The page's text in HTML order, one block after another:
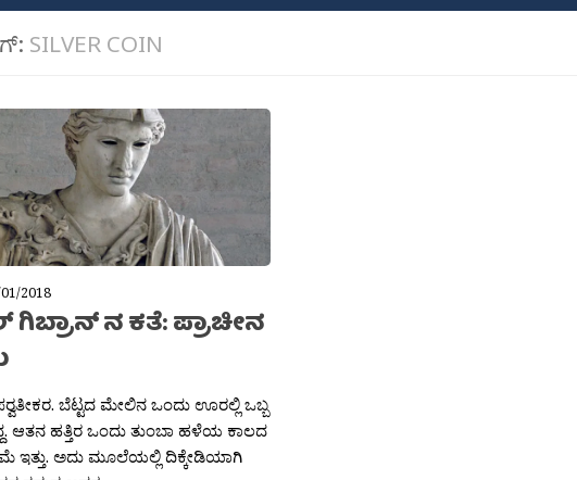
SILVER COIN
2018
ಗಿಬ್ರಾನ್ ನ ಕತೆ: ಪ್ರಾಚೀನ
ಬೆಟ್ಟದ ಮೇಲಿನ ಒಂದು ಊರಲ್ಲಿ ಒಬ್ಬ
ಆತನ ಹತ್ತಿರ ಒಂದು ತುಂಬಾ ಹಳೆಯ ಕಾಲದ
ಇತ್ತು. ಅದು ಮೂಲೆಯಲ್ಲಿ ದಿಕ್ಕೇಡಿಯಾಗಿ